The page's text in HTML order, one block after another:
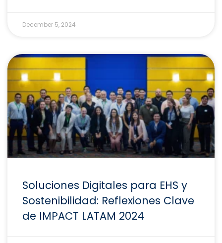
December 5, 2024
Soluciones Digitales para EHS y
Sostenibilidad: Reflexiones Clave
de IMPACT LATAM 2024